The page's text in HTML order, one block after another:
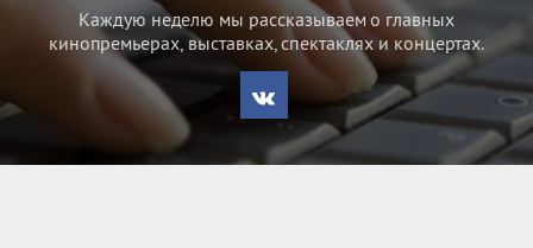
Каждую неделю мы рассказываем о главных
кинопремьерах, выставках, спектаклях и концертах.